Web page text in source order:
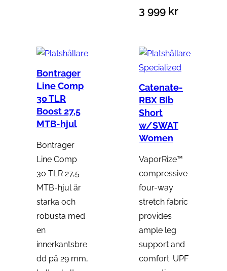
3 999 kr
Bontrager
Line Comp
30 TLR
Boost 27,5
MTB-hjul
Bontrager
Line Comp
30 TLR 27,5
MTB-hjul är
starka och
robusta med
en
innerkantsbre
dd på 29 mm,
Specialized
Catenate-
RBX Bib
Short
w/SWAT
Women
VaporRize™
compressive
four-way
stretch fabric
provides
ample leg
support and
comfort. UPF